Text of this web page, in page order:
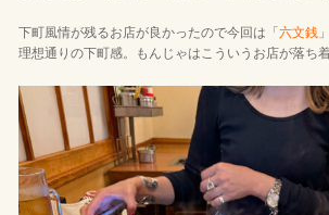
下町風情が残るお店が良かったので今回は「 六文銭
理想通りの下町感。もんじゃはこういうお店が落ち着